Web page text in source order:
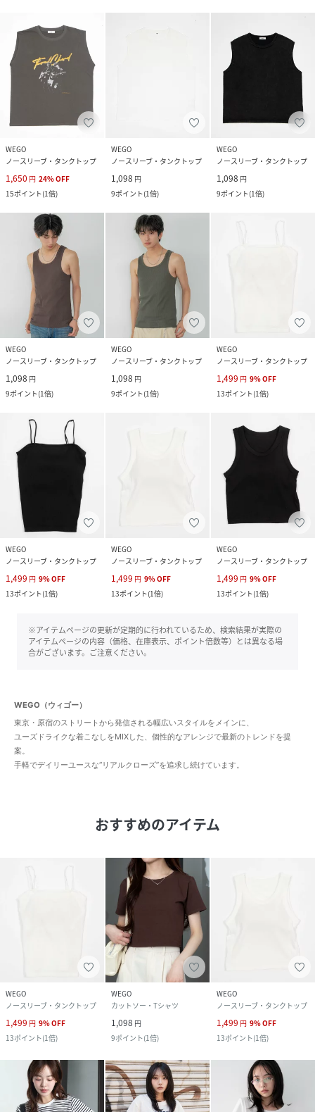
WEGO
ノースリーブ・タンクトップ
1,650 円 24%OFF
15ポイント(1倍)
WEGO
ノースリーブ・タンクトップ
1,098 円
9ポイント(1倍)
WEGO
ノースリーブ・タンクトップ
1,098 円
9ポイント(1倍)
WEGO
ノースリーブ・タンクトップ
1,098 円
9ポイント(1倍)
WEGO
ノースリーブ・タンクトップ
1,098 円
9ポイント(1倍)
WEGO
ノースリーブ・タンクトップ
1,499 円 9%OFF
13ポイント(1倍)
WEGO
ノースリーブ・タンクトップ
1,499 円 9%OFF
13ポイント(1倍)
WEGO
ノースリーブ・タンクトップ
1,499 円 9%OFF
13ポイント(1倍)
WEGO
ノースリーブ・タンクトップ
1,499 円 9%OFF
13ポイント(1倍)
※アイテムページの更新が定期的に行われているため、検索結果が実際の
アイテムページの内容（価格、在庫表示、ポイント倍数等）とは異なる場
合がございます。ご注意ください。
WEGO（ウィゴー）
東京・原宿のストリートから発信される幅広いスタイルをメインに、
ユーズドライクな着こなしをMIXした、個性的なアレンジで最新のトレンドを提
案。
手軽でデイリーユースな“リアルクローズ”を追求し続けています。
おすすめのアイテム
WEGO
ノースリーブ・タンクトップ
1,499 円 9%OFF
13ポイント(1倍)
WEGO
カットソー・Tシャツ
1,098 円
9ポイント(1倍)
WEGO
ノースリーブ・タンクトップ
1,499 円 9%OFF
13ポイント(1倍)